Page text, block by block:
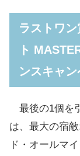
ラストワ
ト
ンスキャ
最後の1個を
は、最大の宿
ド・オールマ